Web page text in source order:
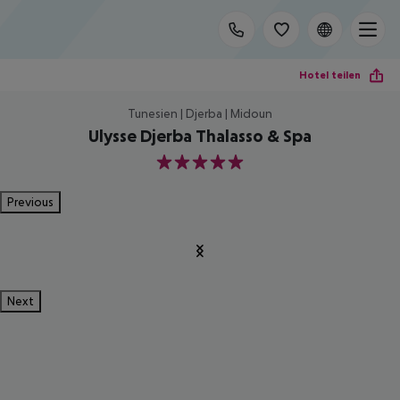
Hotel teilen
Tunesien | Djerba | Midoun
Ulysse Djerba Thalasso & Spa
5
Previous
Next